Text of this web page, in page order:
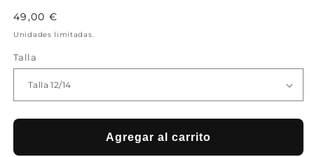
Precio
habitual
49,00 €
Unidades limitadas.
Talla
Agregar al carrito